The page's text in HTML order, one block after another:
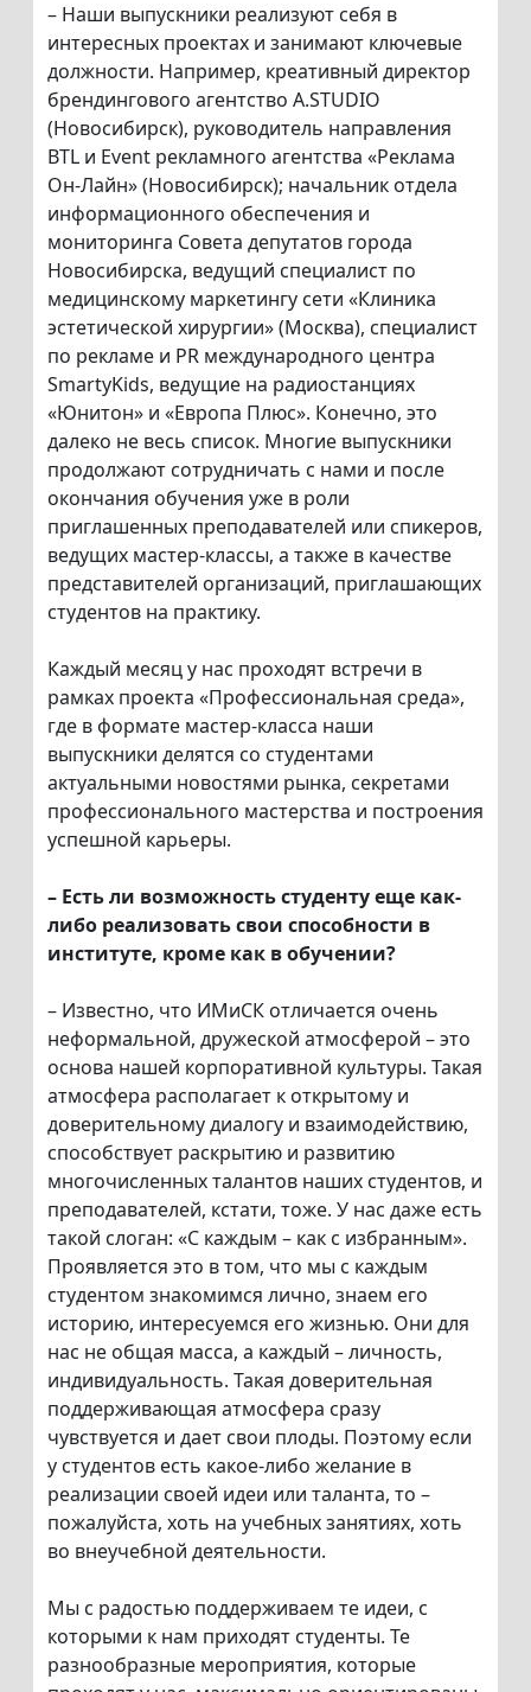
– Наши выпускники реализуют себя в
интересных проектах и занимают ключевые
должности. Например, креативный директор
брендингового агентство A.STUDIO
(Новосибирск), руководитель направления
BTL и Event рекламного агентства «Реклама
Он-Лайн» (Новосибирск); начальник отдела
информационного обеспечения и
мониторинга Совета депутатов города
Новосибирска, ведущий специалист по
медицинскому маркетингу сети «Клиника
эстетической хирургии» (Москва), специалист
по рекламе и PR международного центра
SmartyKids, ведущие на радиостанциях
«Юнитон» и «Европа Плюс». Конечно, это
далеко не весь список. Многие выпускники
продолжают сотрудничать с нами и после
окончания обучения уже в роли
приглашенных преподавателей или спикеров,
ведущих мастер-классы, а также в качестве
представителей организаций, приглашающих
студентов на практику.
Каждый месяц у нас проходят встречи в
рамках проекта «Профессиональная среда»,
где в формате мастер-класса наши
выпускники делятся со студентами
актуальными новостями рынка, секретами
профессионального мастерства и построения
успешной карьеры.
– Есть ли возможность студенту еще как-
либо реализовать свои способности в
институте, кроме как в обучении?
– Известно, что ИМиСК отличается очень
неформальной, дружеской атмосферой – это
основа нашей корпоративной культуры. Такая
атмосфера располагает к открытому и
доверительному диалогу и взаимодействию,
способствует раскрытию и развитию
многочисленных талантов наших студентов, и
преподавателей, кстати, тоже. У нас даже есть
такой слоган: «С каждым – как с избранным».
Проявляется это в том, что мы с каждым
студентом знакомимся лично, знаем его
историю, интересуемся его жизнью. Они для
нас не общая масса, а каждый – личность,
индивидуальность. Такая доверительная
поддерживающая атмосфера сразу
чувствуется и дает свои плоды. Поэтому если
у студентов есть какое-либо желание в
реализации своей идеи или таланта, то –
пожалуйста, хоть на учебных занятиях, хоть
во внеучебной деятельности.
Мы с радостью поддерживаем те идеи, с
которыми к нам приходят студенты. Те
разнообразные мероприятия, которые